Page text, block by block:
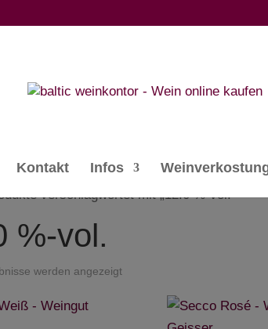
Kontakt Infos
verschlagwortet mit „12.0 %-vol.“
%-vol.
werden angezeigtNach